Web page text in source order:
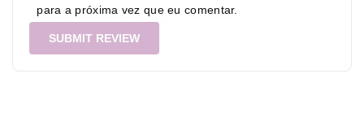
para a próxima vez que eu comentar.